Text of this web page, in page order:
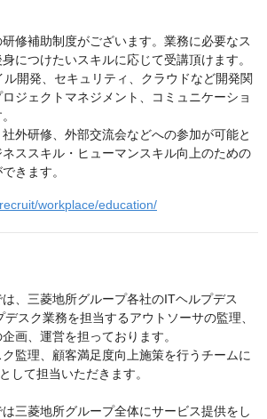
修補助制度がございます。業務に必要なス
につけたいスキルに応じて受講頂けます。
ル開発、セキュリティ、クラウドなど開発関
ジェクトマネジメント、コミュニケーショ
外研修、外部交流会などへの参加が可能と
ススキル・ヒューマンスキル向上のための
きます。
workplace/education/
、三菱地所グループ各社のITヘルプデス
スク業務を担当するアウトソーサの監理、
画、運営を担っております。
監理、顧客満足度向上施策を行うチームに
して担当いただきます。
三菱地所グループ全体にサービス提供をし